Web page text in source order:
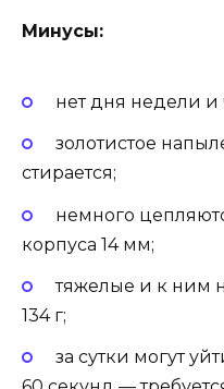
Минусы:
нет дня недели и
золотистое
стирается;
немного
корпуса 14 мм;
тяжелые и к ним
134 г;
за сутки могут